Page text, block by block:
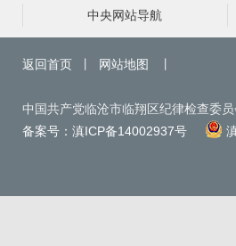
中央网站导航
返回首页 网站地图
中国共产党临沧市临翔区纪律检查委
备案号：滇ICP备14002937号